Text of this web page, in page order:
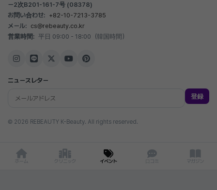
ー2次B201-161-7号 (08378)
お問い合わせ: +82-10-7213-3785
メール: cs@rebeauty.co.kr
営業時間: 平日 09:00 - 18:00（韓国時間）
ニュースレター
登録
© 2026 REBEAUTY K-Beauty. All rights reserved.
ホーム クリニック イベント 口コミ マガジン